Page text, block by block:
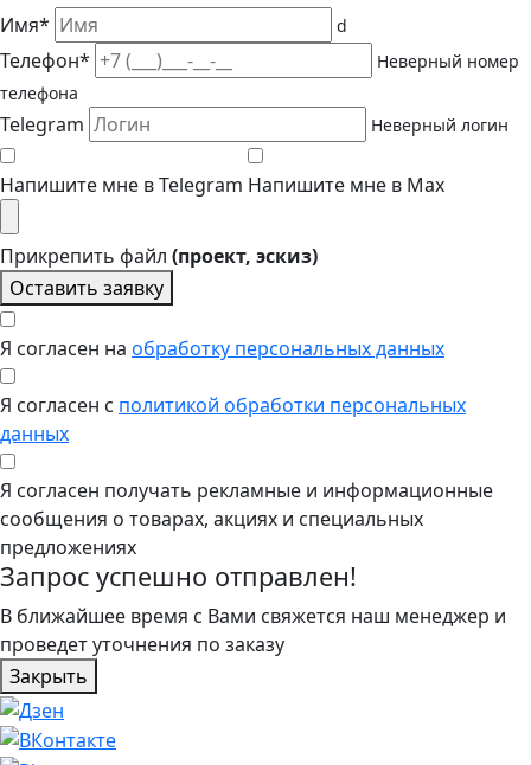
Имя* d
Телефон*
Неверный номер
телефона
Telegram Неверный логин
Напишите мне в Telegram Напишите мне в Max
Прикрепить файл (проект, эскиз)
Оставить заявку
Я согласен на обработку персональных данных
Я согласен с политикой обработки персональных
данных
Я согласен получать рекламные и информационные
сообщения о товарах, акциях и специальных
предложениях
Запрос успешно отправлен!
В ближайшее время с Вами свяжется наш менеджер и
проведет уточнения по заказу
Закрыть